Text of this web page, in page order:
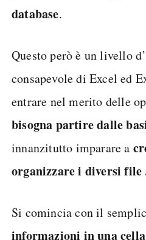
database.
Questo però è un livello
consapevole di Excel ed
entrare nel merito delle
bisogna partire dalle
innanzitutto imparare a
organizzare i diversi file
Si comincia con il
informazioni in una cella